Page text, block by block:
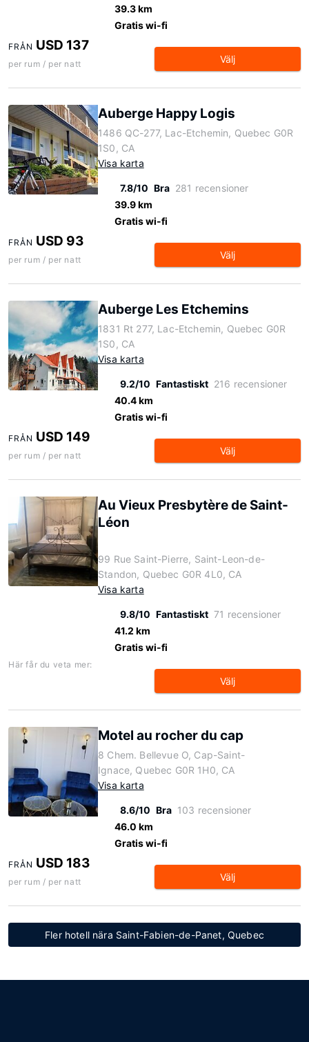
39.3 km
Gratis wi-fi
FRÅN USD 137
per rum / per natt Välj
Auberge Happy Logis
1486 QC-277, Lac-Etchemin, Quebec G0R
1S0, CA
Visa karta
7.8/10 Bra 281 recensioner
39.9 km
Gratis wi-fi
FRÅN USD 93
per rum / per natt Välj
Auberge Les Etchemins
1831 Rt 277, Lac-Etchemin, Quebec G0R
1S0, CA
Visa karta
9.2/10 Fantastiskt 216 recensioner
40.4 km
Gratis wi-fi
FRÅN USD 149
per rum / per natt Välj
Au Vieux Presbytère de Saint-
Léon
99 Rue Saint-Pierre, Saint-Leon-de-
Standon, Quebec G0R 4L0, CA
Visa karta
9.8/10 Fantastiskt 71 recensioner
41.2 km
Gratis wi-fi
Här får du veta mer:
Välj
Motel au rocher du cap
8 Chem. Bellevue O, Cap-Saint-
Ignace, Quebec G0R 1H0, CA
Visa karta
8.6/10 Bra 103 recensioner
46.0 km
Gratis wi-fi
FRÅN USD 183
per rum / per natt Välj
Fler hotell nära Saint-Fabien-de-Panet, Quebec